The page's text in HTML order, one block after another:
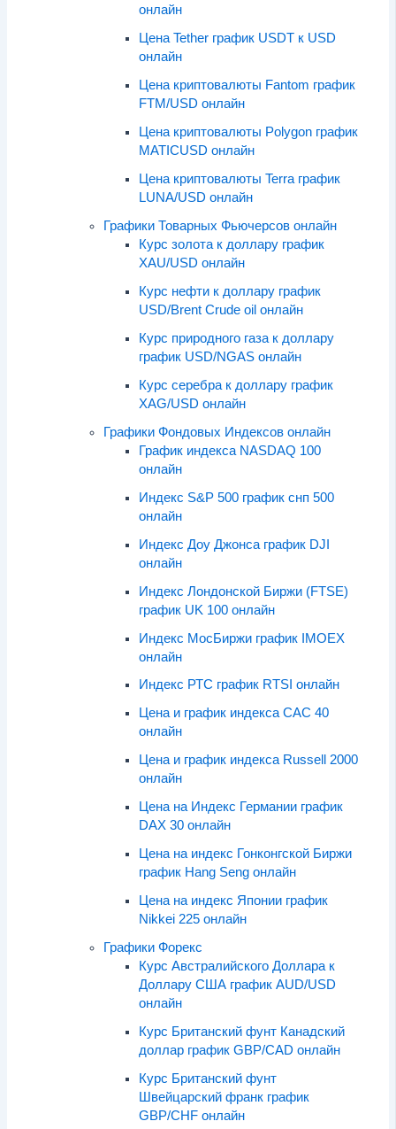
онлайн
Цена Tether график USDT к USD
онлайн
Цена криптовалюты Fantom график
FTM/USD онлайн
Цена криптовалюты Polygon график
MATICUSD онлайн
Цена криптовалюты Terra график
LUNA/USD онлайн
Графики Товарных Фьючерсов онлайн
Курс золота к доллару график
XAU/USD онлайн
Курс нефти к доллару график
USD/Brent Crude oil онлайн
Курс природного газа к доллару
график USD/NGAS онлайн
Курс серебра к доллару график
XAG/USD онлайн
Графики Фондовых Индексов онлайн
График индекса NASDAQ 100
онлайн
Индекс S&P 500 график снп 500
онлайн
Индекс Доу Джонса график DJI
онлайн
Индекс Лондонской Биржи (FTSE)
график UK 100 онлайн
Индекс МосБиржи график IMOEX
онлайн
Индекс РТС график RTSI онлайн
Цена и график индекса CAC 40
онлайн
Цена и график индекса Russell 2000
онлайн
Цена на Индекс Германии график
DAX 30 онлайн
Цена на индекс Гонконгской Биржи
график Hang Seng онлайн
Цена на индекс Японии график
Nikkei 225 онлайн
Графики Форекс
Курс Австралийского Доллара к
Доллару США график AUD/USD
онлайн
Курс Британский фунт Канадский
доллар график GBP/CAD онлайн
Курс Британский фунт
Швейцарский франк график
GBP/CHF онлайн